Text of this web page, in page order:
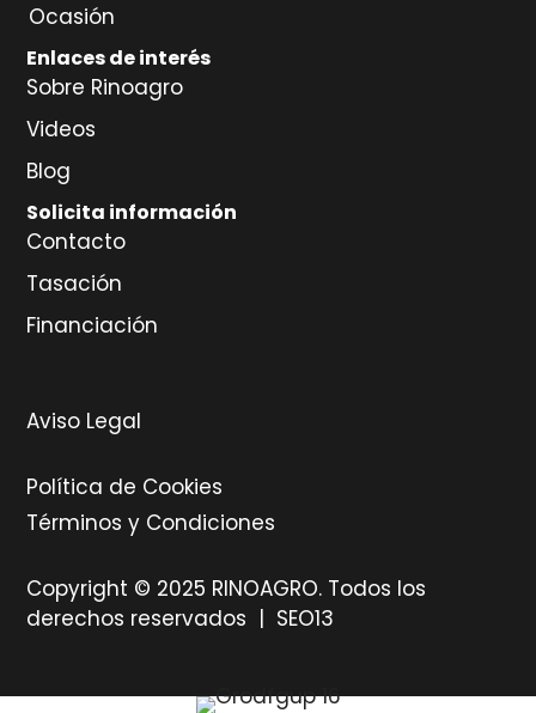
Ocasión
Enlaces de interés
Sobre Rinoagro
Videos
Blog
Solicita información
Contacto
Tasación
Financiación
Aviso Legal
Política de Cookies
Términos y Condiciones
Copyright © 2025 RINOAGRO. Todos los
derechos reservados | SEO13